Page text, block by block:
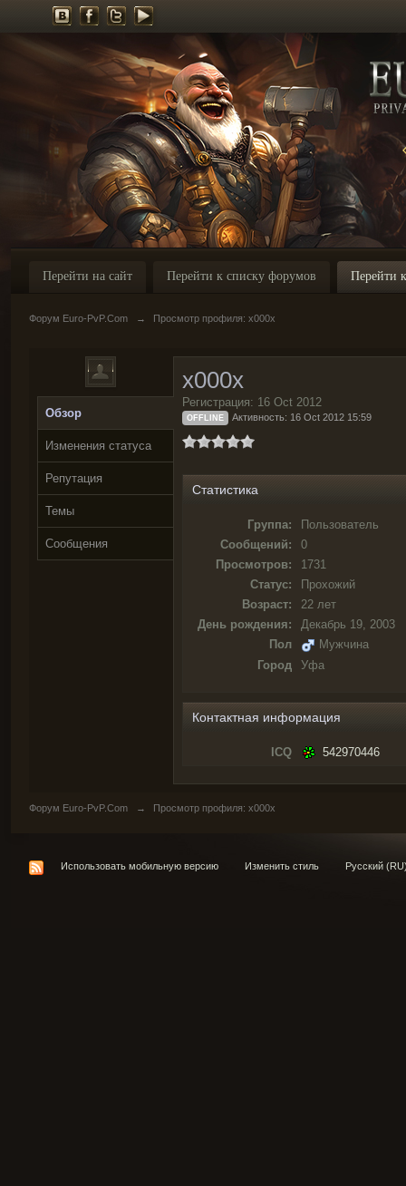
Перейти на сайт Перейти к списку форумов Перейти
Форум Euro-PvP.Com → Просмотр профиля: x000x
Обзор
Изменения статуса
Репутация
Темы
Сообщения
x000x
Регистрация: 16 Oct 2012
OFFLINE Активность: 16 Oct 2012 15:59
Статистика
Группа:
Пользователь
Сообщений:
0
Просмотров:
1731
Статус:
Прохожий
Возраст:
22 лет
День рождения:
Декабрь 19, 2003
Пол
Мужчина
Город
Уфа
Контактная информация
ICQ 542970446
Форум Euro-PvP.Com → Просмотр профиля: x000x
Использовать мобильную версию Изменить стиль Русский